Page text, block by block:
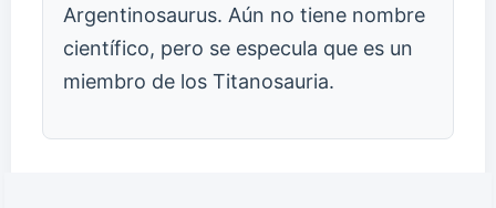
Argentinosaurus. Aún no tiene nombre
científico, pero se especula que es un
miembro de los Titanosauria.